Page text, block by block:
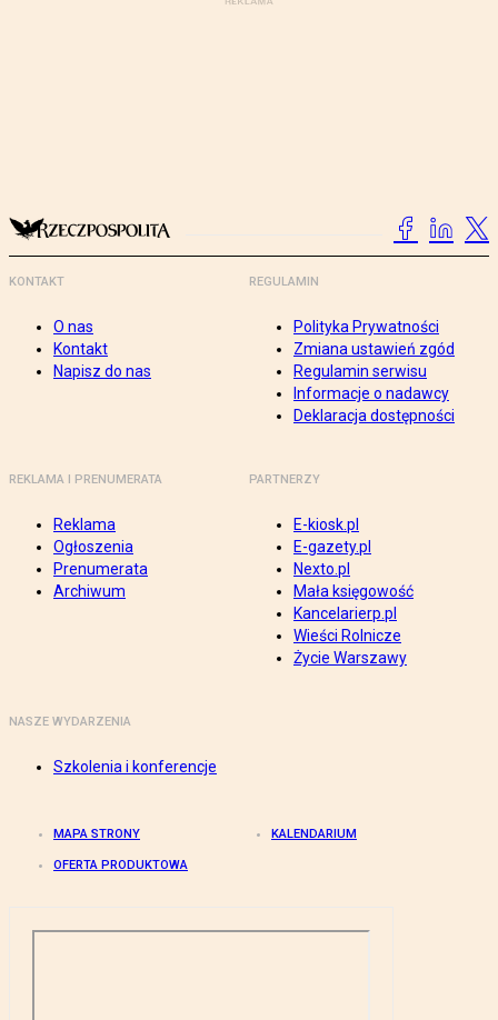
KONTAKT
O nas
Kontakt
Napisz do nas
REGULAMIN
Polityka Prywatności
Zmiana ustawień zgód
Regulamin serwisu
Informacje o nadawcy
Deklaracja dostępności
REKLAMA I PRENUMERATA
Reklama
Ogłoszenia
Prenumerata
Archiwum
PARTNERZY
E-kiosk.pl
E-gazety.pl
Nexto.pl
Mała księgowość
Kancelarierp.pl
Wieści Rolnicze
Życie Warszawy
NASZE WYDARZENIA
Szkolenia i konferencje
MAPA STRONY KALENDARIUM
OFERTA PRODUKTOWA